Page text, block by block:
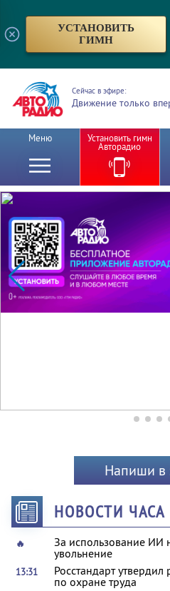
УСТАНОВИТЬ
ГИМН
Сейчас в эфире:
Движение только
Меню Установить гимн
Авторадио
Напиши в
НОВОСТИ ЧАСА
🔥
За использование ИИ
увольнение
13:31
Росстандарт
по охране труда